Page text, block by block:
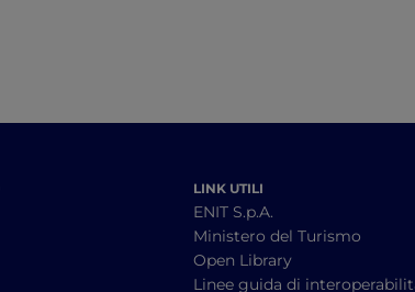
LINK UTILI
ENIT S.p.A.
Ministero del Turismo
Open Library
Linee guida di